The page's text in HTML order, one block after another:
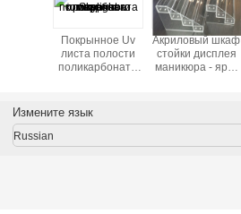
Покрынное Uv
листа полости
поликарбоната
Skylight
коммерчески
Акриловый шкаф
стойки дисплея
маникюра - ярус
Измените язык
Russian